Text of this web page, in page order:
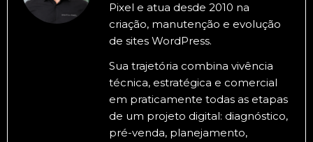
Pixel e atua desde 2010 na
criação, manutenção e evolução
de sites WordPress.
Sua trajetória combina vivência
técnica, estratégica e comercial
em praticamente todas as etapas
de um projeto digital: diagnóstico,
pré-venda, planejamento,